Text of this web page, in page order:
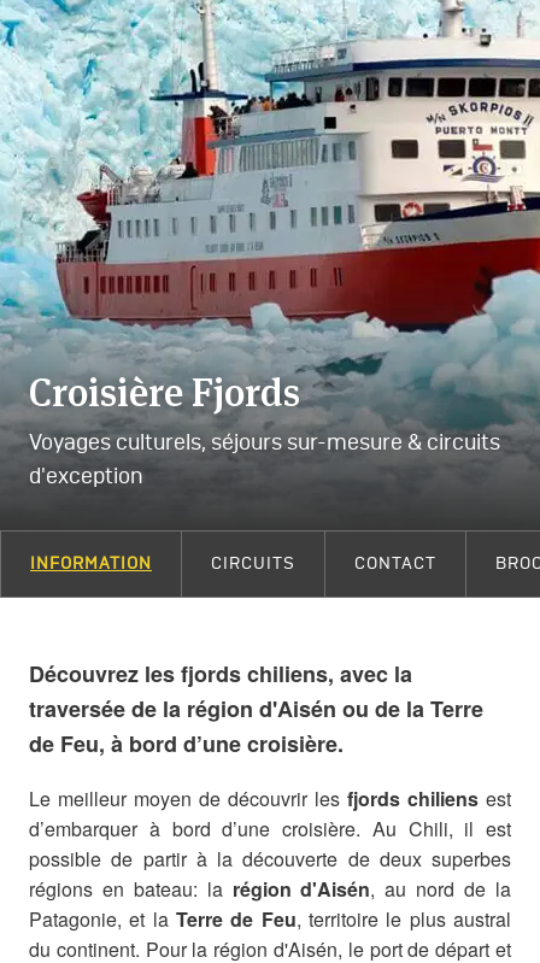
Croisière Fjords
Voyages culturels, séjours sur-mesure & circuits
d'exception
INFORMATION CIRCUITS CONTACT
Découvrez les fjords chiliens, avec la
traversée de la région d'Aisén ou de la Terre
de Feu, à bord d’une croisière.
Le meilleur moyen de découvrir les fjords chiliens est
d’embarquer à bord d’une croisière. Au Chili, il est
possible de partir à la découverte de deux superbes
régions en bateau: la région d'Aisén, au nord de la
Patagonie, et la Terre de Feu, territoire le plus austral
du continent. Pour la région d'Aisén, le port de départ et